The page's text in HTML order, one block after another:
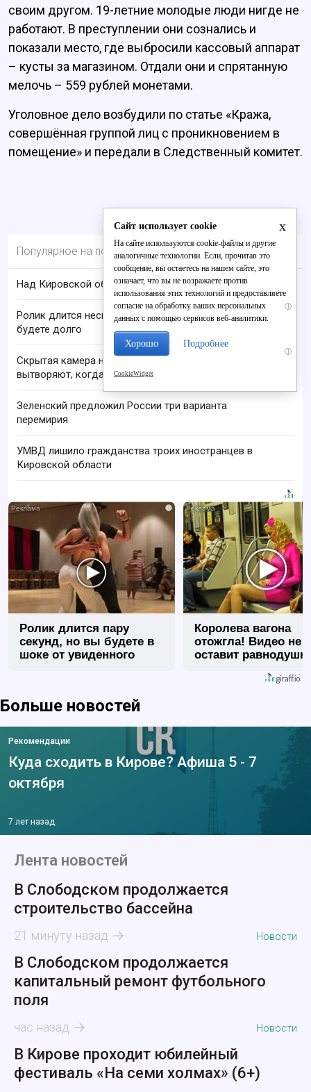
своим другом. 19-летние молодые люди нигде не
работают. В преступлении они сознались и
показали место, где выбросили кассовый аппарат
– кусты за магазином. Отдали они и спрятанную
мелочь – 559 рублей монетами.
Уголовное дело возбудили по статье «Кража,
совершённая группой лиц с проникновением в
помещение» и передали в Следственный комитет.
Популярное на портале
Над Кировской областью сбили БПЛА
i
Ролик длится несколько секунд, а смеяться вы
будете долго
i
Скрытая камера на пляже Крыма: Что люди
вытворяют, когда их не видят...
Зеленский предложил России три варианта
перемирия
УМВД лишило гражданства троих иностранцев в
Кировской области
i
Ролик длится пару
секунд, но вы будете в
шоке от увиденного
Королева вагона
отожгла! Видео не
оставит
Больше новостей
Рекомендации
Куда сходить в Кирове? Афиша 5 - 7
октября
7 лет назад
Лента новостей
В Слободском продолжается
строительство бассейна
21 минуту назад Новости
В Слободском продолжается
капитальный ремонт футбольного
поля
час назад Новости
В Кирове проходит юбилейный
фестиваль «На семи холмах» (6+)
x
Сайт использует cookie
На сайте используются cookie-файлы и другие
аналогичные технологии. Если, прочитав это
сообщение, вы остаетесь на нашем сайте, это
означает, что вы не возражаете против
использования этих технологий и предоставляете
согласие на обработку ваших персональных
данных с помощью сервисов веб-аналитики.
Хорошо Подробнее
CookieWidget